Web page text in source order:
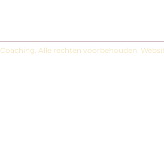
Alle rechten voorbehouden.